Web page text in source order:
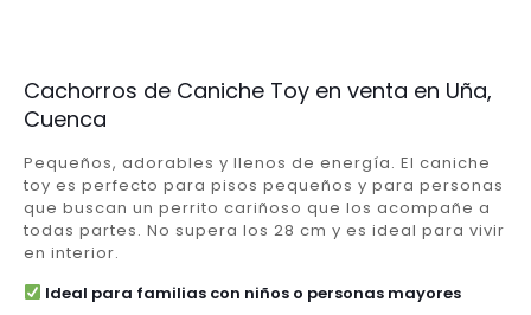
Cachorros de Caniche Toy en venta en Uña,
Cuenca
Pequeños, adorables y llenos de energía. El caniche
toy es perfecto para pisos pequeños y para personas
que buscan un perrito cariñoso que los acompañe a
todas partes. No supera los 28 cm y es ideal para vivir
en interior.
Ideal para familias con niños o personas mayores